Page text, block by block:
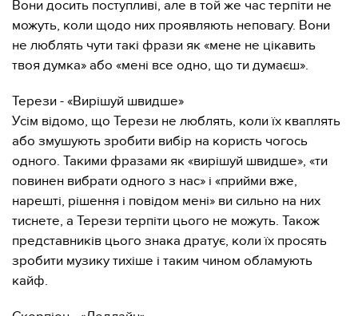
Вони досить поступливі, але в той же час терпіти не
можуть, коли щодо них проявляють неповагу. Вони
не люблять чути такі фрази як «мене не цікавить
твоя думка» або «мені все одно, що ти думаєш».
Терези - «Вирішуй швидше»
Усім відомо, що Терези не люблять, коли їх кваплять
або змушують зробити вибір на користь чогось
одного. Такими фразами як «вирішуй швидше», «ти
повинен вибрати одного з нас» і «прийми вже,
нарешті, рішення і повідом мені» ви сильно на них
тиснете, а Терези терпіти цього не можуть. Також
представників цього знака дратує, коли їх просять
зробити музику тихіше і таким чином обламують
кайф.